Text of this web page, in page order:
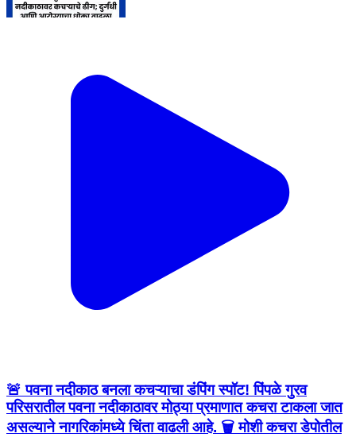
🚨 पवना नदीकाठ बनला कचऱ्याचा डंपिंग स्पॉट! पिंपळे गुरव
परिसरातील पवना नदीकाठावर मोठ्या प्रमाणात कचरा टाकला जात
असल्याने नागरिकांमध्ये चिंता वाढली आहे. 🗑️ मोशी कचरा डेपोतील